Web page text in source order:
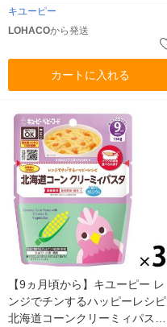
キユーピー
LOHACOから発送
カートに入れる
【9ヵ月頃から】キユーピー レ
ンジでチンするハッピーレシピ
北海道コーンクリーミィパスタ